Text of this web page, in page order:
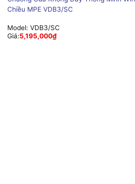
Chiều MPE VDB3/SC
Model: VDB3/SC
Giá:5,195,000₫